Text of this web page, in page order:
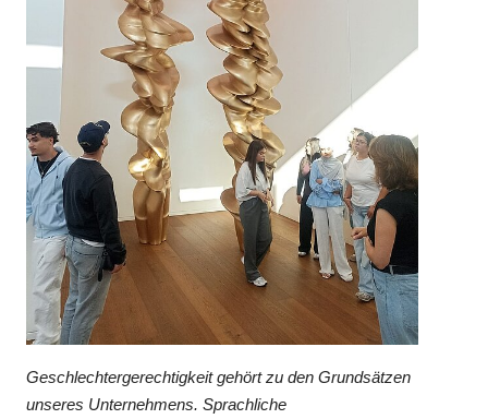
Geschlechtergerechtigkeit gehört zu den Grundsätzen
unseres Unternehmens. Sprachliche